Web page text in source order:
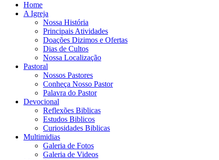
Home
A Igreja
Nossa História
Principais Atividades
Doações Dizimos e Ofertas
Dias de Cultos
Nossa Localização
Pastoral
Nossos Pastores
Conheça Nosso Pastor
Palavra do Pastor
Devocional
Reflexões Biblicas
Estudos Biblicos
Curiosidades Biblicas
Multimidias
Galeria de Fotos
Galeria de Videos